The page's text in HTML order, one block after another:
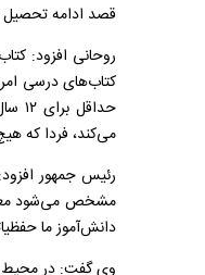
قصد ادامه تحصیل
کتاب‌های درسی
می‌کند، فردا که
رئیس جمهور
مشخص می‌شود
دانش‌آموز ما
وی گفت: در محیط